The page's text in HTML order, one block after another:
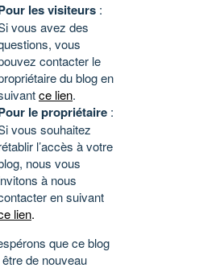
les visiteurs :
vous avez des
vous
contacter le
du blog en
ce lien.
le propriétaire :
vous souhaitez
l’accès à votre
nous vous
à nous
en suivant
lien.
que ce blog
de nouveau